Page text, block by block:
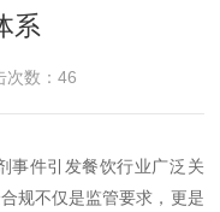
系
次数：46
事件引发餐饮行业广泛关
规不仅是监管要求，更是